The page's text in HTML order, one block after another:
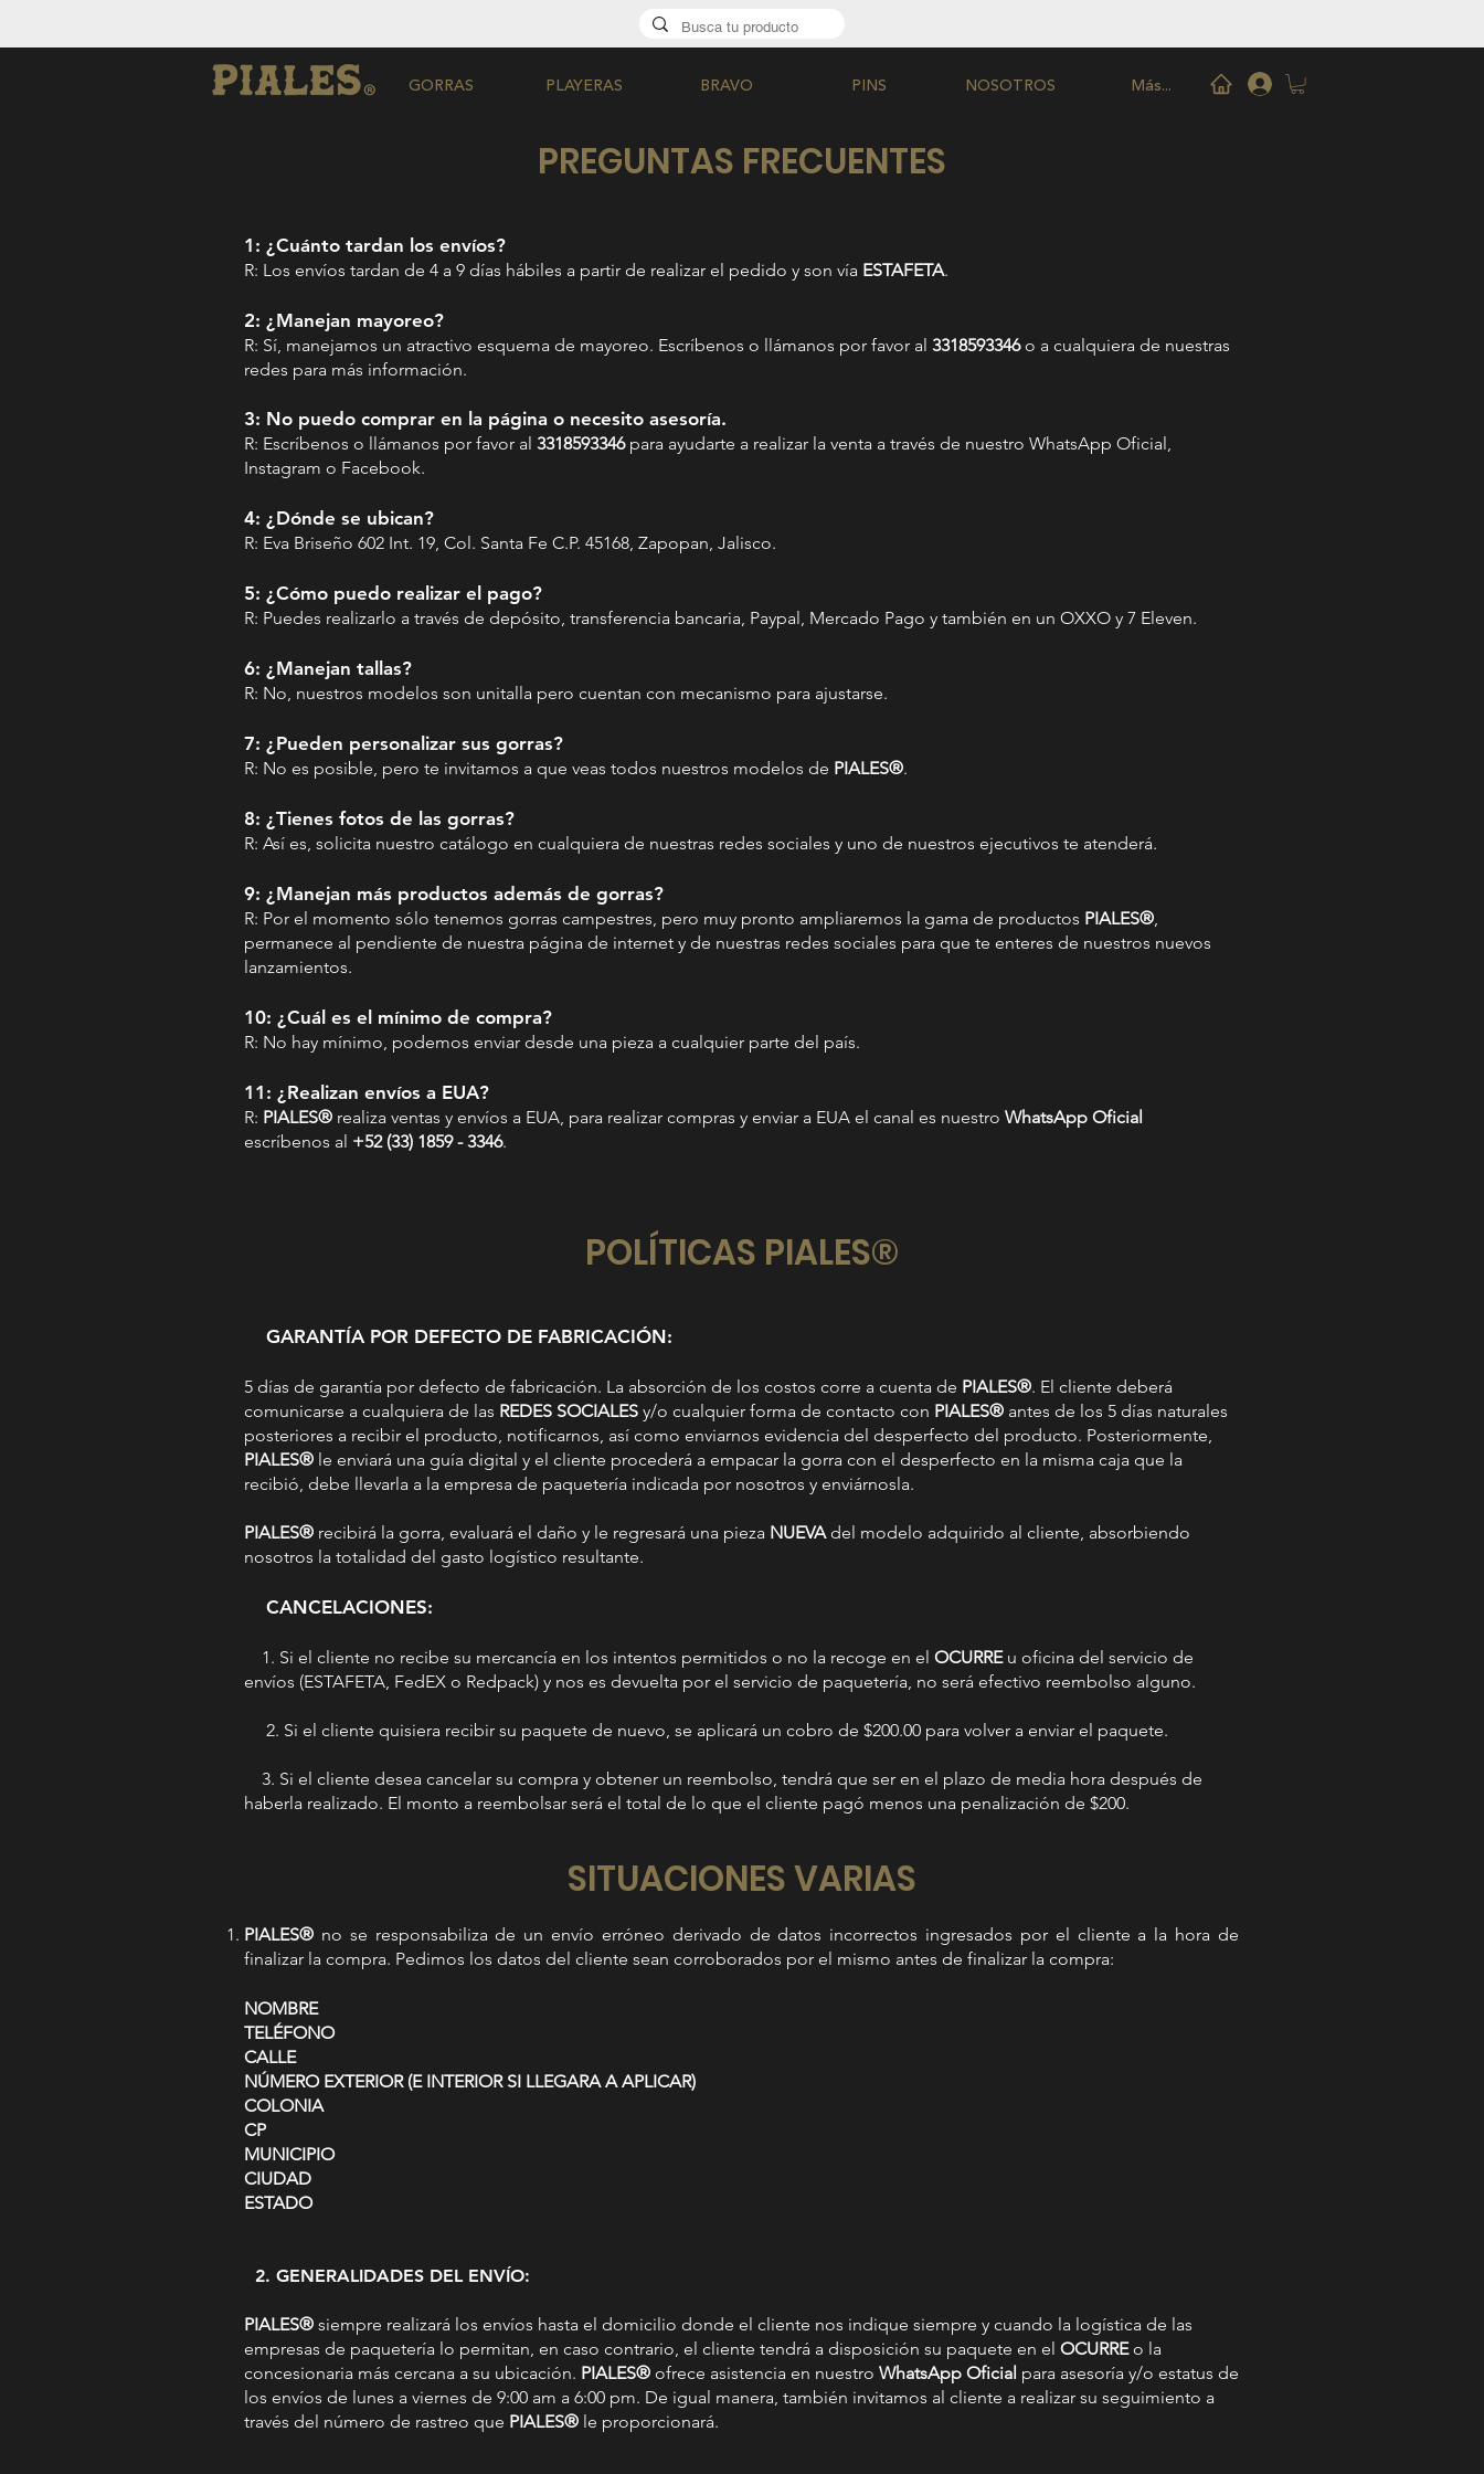
GORRAS PLAYERAS BRAVO PINS NOSOTROS Más...
PREGUNTAS FRECUENTES
1: ¿Cuánto tardan los envíos?
R: Los envíos tardan de 4 a 9 días hábiles a partir de realizar el pedido y son vía ESTAFETA.
2: ¿Manejan mayoreo?
R: Sí, manejamos un atractivo esquema de mayoreo. Escríbenos o llámanos por favor al 3318593346o a cualquiera de nuestras
redes para más información.
3: No puedo comprar en la página o necesito asesoría.
R: Escríbenos o llámanos por favor al 3318593346para ayudarte a realizar la venta a través de nuestro WhatsApp Oficial,
Instagram o Facebook.
4: ¿Dónde se ubican?
R: Eva Briseño 602 Int. 19, Col. Santa Fe C.P. 45168, Zapopan, Jalisco.
5: ¿Cómo puedo realizar el pago?
R: Puedes realizarlo a través de depósito, transferencia bancaria, Paypal, Mercado Pago y también en un OXXO y 7 Eleven.
6: ¿Manejan tallas?
R: No, nuestros modelos son unitalla pero cuentan con mecanismo para ajustarse.
7: ¿Pueden personalizar sus gorras?
R: No es posible, pero te invitamos a que veas todos nuestros modelos de PIALES®.
8: ¿Tienes fotos de las gorras?
R: Así es, solicita nuestro catálogo en cualquiera de nuestras redes sociales y uno de nuestros ejecutivos te atenderá.
9: ¿Manejan más productos además de gorras?
R: Por el momento sólo tenemos gorras campestres, pero muy pronto ampliaremos la gama de productos PIALES®,
permanece al pendiente de nuestra página de internet y de nuestras redes sociales para que te enteres de nuestros nuevos
lanzamientos.
10: ¿Cuál es el mínimo de compra?
R: No hay mínimo, podemos enviar desde una pieza a cualquier parte del país.
11: ¿Realizan envíos a EUA?
R: PIALES® realiza ventas y envíos a EUA, para realizar compras y enviar a EUA el canal es nuestro WhatsApp Oficial
escríbenos al +52 (33) 1859 - 3346.
POLÍTICAS PIALES®
GARANTÍA POR DEFECTO DE FABRICACIÓN:
5 días de garantía por defecto de fabricación. La absorción de los costos corre a cuenta de PIALES®. El cliente deberá
comunicarse a cualquiera de las REDES SOCIALES y/o cualquier forma de contacto con PIALES® antes de los 5 días naturales
posteriores a recibir el producto, notificarnos, así como enviarnos evidencia del desperfecto del producto. Posteriormente,
PIALES® le enviará una guía digital y el cliente procederá a empacar la gorra con el desperfecto en la misma caja que la
recibió, debe llevarla a la empresa de paquetería indicada por nosotros y enviárnosla.
PIALES® recibirá la gorra, evaluará el daño y le regresará una pieza NUEVAdel modelo adquirido al cliente, absorbiendo
nosotros la totalidad del gasto logístico resultante.
CANCELACIONES:
1. Si el cliente no recibe su mercancía en los intentos permitidos o no la recoge en el OCURREu oficina del servicio de
envíos (ESTAFETA, FedEX o Redpack) y nos es devuelta por el servicio de paquetería, no será efectivo reembolso alguno.
2. Si el cliente quisiera recibir su paquete de nuevo, se aplicará un cobro de $200.00 para volver a enviar el paquete.
3. Si el cliente desea cancelar su compra y obtener un reembolso, tendrá que ser en el plazo de media hora después de
haberla realizado. El monto a reembolsar será el total de lo que el cliente pagó menos una penalización de $200.
SITUACIONES VARIAS
PIALES® no se responsabiliza de un envío erróneo derivado de datos incorrectos ingresados por el cliente a la hora de
finalizar la compra. Pedimos los datos del cliente sean corroborados por el mismo antes de finalizar la compra:
NOMBRE
TELÉFONO
CALLE
NÚMERO EXTERIOR (E INTERIOR SI LLEGARA A APLICAR)
COLONIA
CP
MUNICIPIO
CIUDAD
ESTADO
2. GENERALIDADES DEL ENVÍO:
PIALES® siempre realizará los envíos hasta el domicilio donde el cliente nos indique siempre y cuando la logística de las
empresas de paquetería lo permitan, en caso contrario, el cliente tendrá a disposición su paquete en el OCURREo la
concesionaria más cercana a su ubicación. PIALES® ofrece asistencia en nuestro WhatsApp Oficial para asesoría y/o estatus de
los envíos de lunes a viernes de 9:00 am a 6:00 pm. De igual manera, también invitamos al cliente a realizar su seguimiento a
través del número de rastreo que PIALES® le proporcionará.